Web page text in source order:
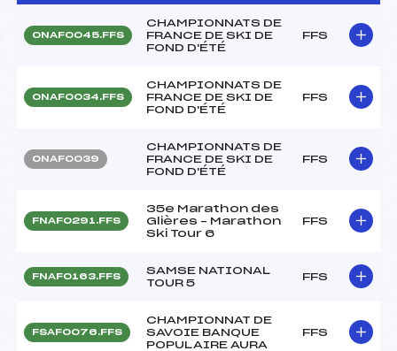
ONAF0045.FFS
CHAMPIONNATS DE
FRANCE DE SKI DE
FOND D'ÉTÉ
FFS
ONAF0034.FFS
CHAMPIONNATS DE
FRANCE DE SKI DE
FOND D'ÉTÉ
FFS
ONAF0039
CHAMPIONNATS DE
FRANCE DE SKI DE
FOND D'ÉTÉ
FFS
FNAF0291.FFS
35e Marathon des
Glières – Marathon
Ski Tour 6
FFS
FNAF0163.FFS
SAMSE NATIONAL
TOUR 5
FFS
FSAF0076.FFS
CHAMPIONNAT DE
SAVOIE BANQUE
POPULAIRE AURA
FFS